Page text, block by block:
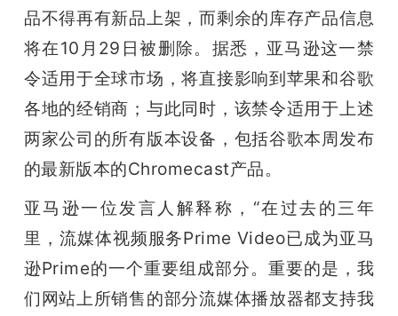
专
题
爱
搞
机
品不得再有新品上架，而剩余的库存产品信息
将在10月29日被删除。据悉，亚马逊这一禁
令适用于全球市场，将直接影响到苹果和谷歌
各地的经销商；与此同时，该禁令适用于上述
两家公司的所有版本设备，包括谷歌本周发布
的最新版本的Chromecast产品。
亚马逊一位发言人解释称，“在过去的三年
里，流媒体视频服务Prime Video已成为亚马
逊Prime的一个重要组成部分。重要的是，我
们网站上所销售的部分流媒体播放器都支持我